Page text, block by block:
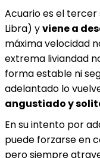
Acuario es el tercer
Libra) yviene a
máxima velocidad
extrema liviandad
forma estable ni
adelantado lo
angustiado y
En su intento por
puede forzarse en
pero siempre